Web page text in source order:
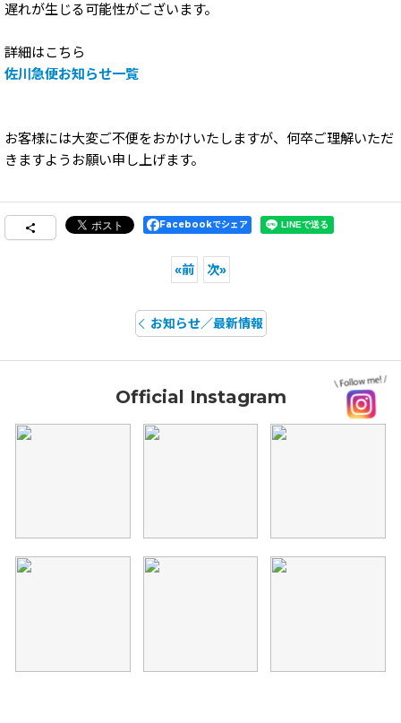
遅れが生じる可能性がございます。
詳細はこちら
佐川急便お知らせ一覧
お客様には大変ご不便をおかけいたしますが、何卒ご理解いただ
きますようお願い申し上げます。
Facebookでシェア
«前 次»
お知らせ／最新情報
Official Instagram